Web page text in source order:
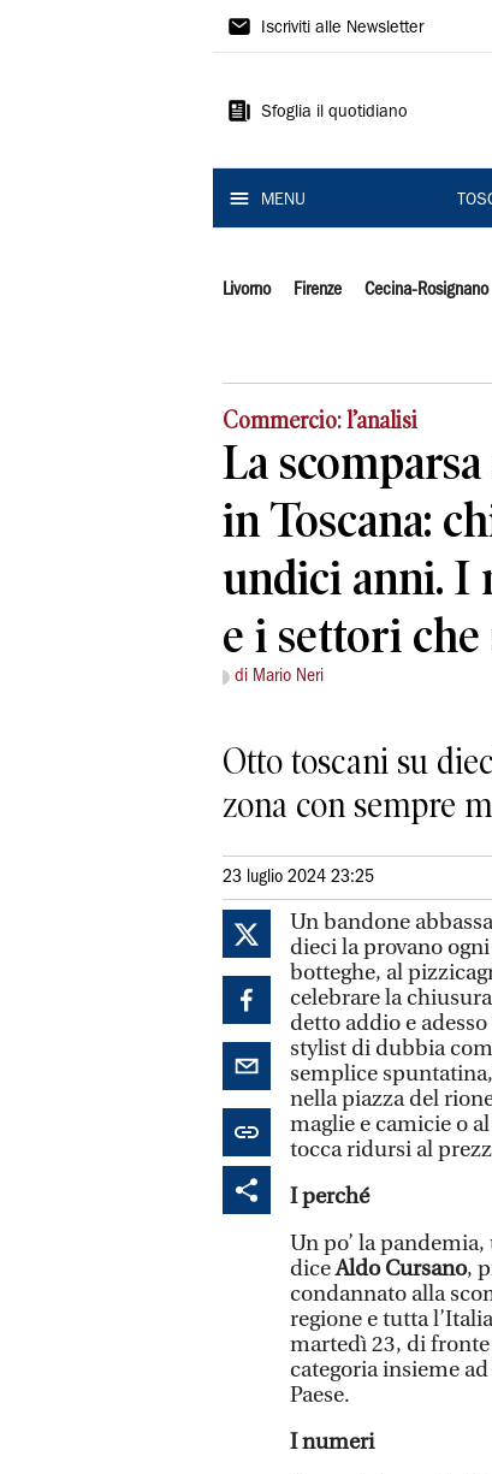
Il
Iscriviti alle Newsletter
Sfoglia il quotidiano
MENU
Livorno Firenze Cecina-Rosignano
Commercio: l’analisi
La
in Toscana:
undici anni. I
e i settori
di Mario Neri
Otto toscani su
zona con sempre
23 luglio 2024 23:25
Un bandone
dieci la provano
botteghe, al
celebrare la
detto addio e
stylist di dubbia
semplice
nella piazza del
maglie e camicie o
tocca ridursi al
I perché
Un po’ la
diceAldo Cursano,
condannato alla
regione e tutta
martedì 23, di
categoria insieme
Paese.
I numeri